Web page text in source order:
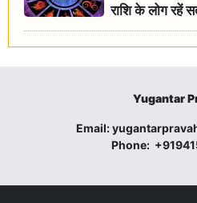
राशि के लोग रहें
Yugantar
Email:
Phone: